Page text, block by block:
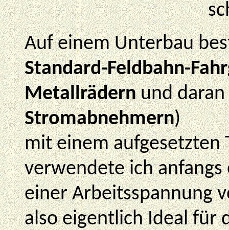
Auf einem Unterbau
Standard-Feldbahn-
Metallrädernund daran
Stromabnehmern)
mit einem aufgesetzten
verwendete ich
einer Arbeitsspannung
also eigentlich Ideal für